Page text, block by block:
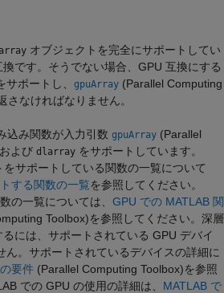
オブジェクトを完全にサポートしてい
です。そうでない場合、GPU 互換にする
ポートし、 gpuArray (Parallel Computing
さなければなりません。
込み関数が入力引数 gpuArray (Parallel
および dlarray をサポートしています。
をサポートしている関数の一覧について
する関数の一覧を参照してください。
の一覧については、 GPU での MATLAB 関
Toolbox)を参照してください。 深層
には、サポートされている GPU デバイ
ん。サポートされているデバイスの詳細に
要件 (Parallel Computing Toolbox)を参照
での GPU の使用の詳細は、 MATLAB で